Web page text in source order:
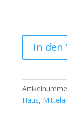
In den
Haus,